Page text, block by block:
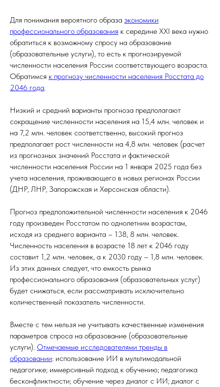
Для понимания вероятного образа экономики
профессионального образования к середине XXI века нужно
обратиться к возможному спросу на образование
(образовательные услуги), то есть к прогнозируемой
численности населения России соответствующего возраста.
Обратимся к прогнозу численности населения Росстата до
2046 года.
Низкий и средний варианты прогноза предполагают
сокращение численности населения на 15,4 млн. человек и
на 7,2 млн. человек соответственно, высокий прогноз
предполагает рост численности на 4,8 млн. человек (расчет
из прогнозных значений Росстата и фактической
численности населения России на 1 января 2025 года без
учета населения, проживающего в новых регионах России
(ДНР, ЛНР, Запорожская и Херсонская области).
Прогноз предположительной численности населения к 2046
году произведен Росстатом по однолетним возрастам,
исходя из среднего варианта – 138, 8 млн. человек.
Численность населения в возрасте 18 лет к 2046 году
составит 1,2 млн. человек, а к 2030 году – 1,8 млн. человек.
Из этих данных следует, что емкость рынка
профессионального образования (образовательных услуг)
будет снижаться, если рассматривать исключительно
количественный показатель численности.
Вместе с тем нельзя не учитывать качественные изменения
параметров спроса на образование (образовательные
услуги). Отмечаемые исследователями тренды в
образовании: использование ИИ в мультимодальной
педагогике; иммерсивный подход к обучению; педагогика
бесконфликтности; обучение через диалог с ИИ; диалог с